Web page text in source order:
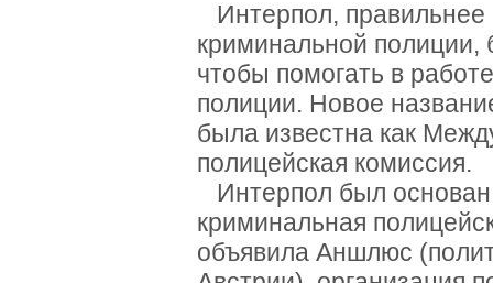
Интерпол,
криминальной полиции,
чтобы помогать в
полиции. Новое
была известна как
полицейская комиссия.
Интерпол был основан
криминальная
объявила Аншлюс